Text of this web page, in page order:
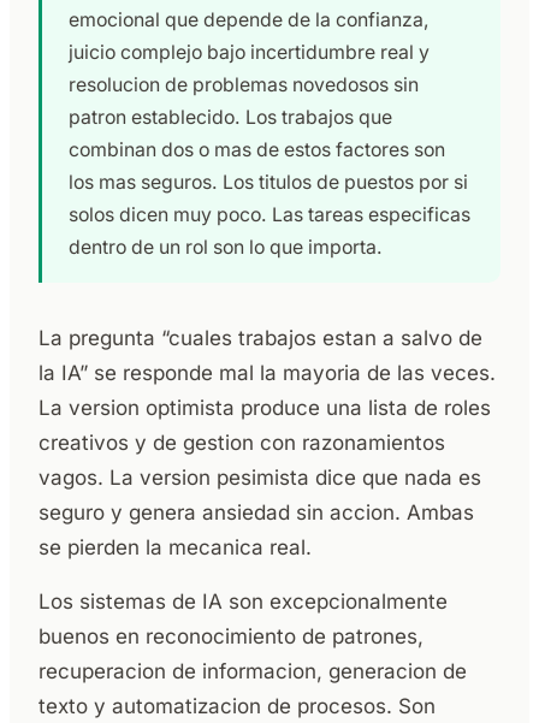
emocional que depende de la confianza,
juicio complejo bajo incertidumbre real y
resolucion de problemas novedosos sin
patron establecido. Los trabajos que
combinan dos o mas de estos factores son
los mas seguros. Los titulos de puestos por si
solos dicen muy poco. Las tareas especificas
dentro de un rol son lo que importa.
La pregunta “cuales trabajos estan a salvo de
la IA” se responde mal la mayoria de las veces.
La version optimista produce una lista de roles
creativos y de gestion con razonamientos
vagos. La version pesimista dice que nada es
seguro y genera ansiedad sin accion. Ambas
se pierden la mecanica real.
Los sistemas de IA son excepcionalmente
buenos en reconocimiento de patrones,
recuperacion de informacion, generacion de
texto y automatizacion de procesos. Son